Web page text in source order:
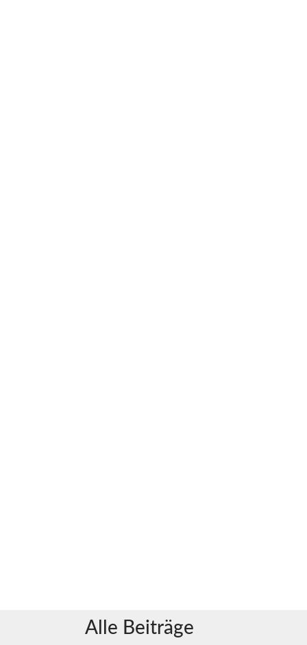
Alle Beiträge